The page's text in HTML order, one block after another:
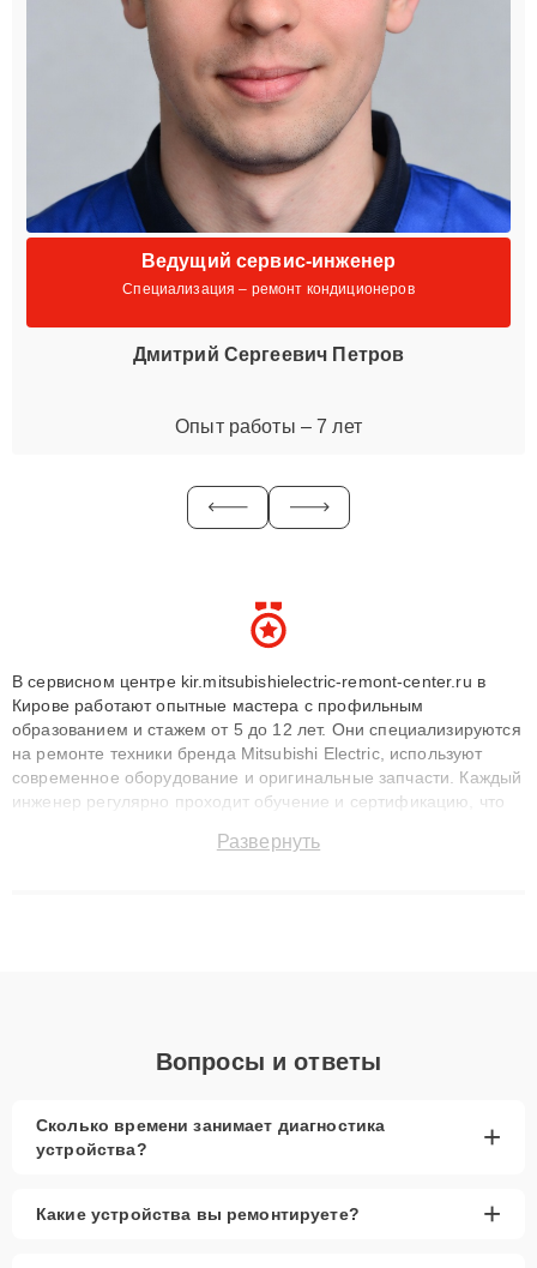
Ведущий сервис-инженер
Специализация – ремонт кондиционеров
Дмитрий Сергеевич Петров
Опыт работы – 7 лет
В сервисном центре kir.mitsubishielectric-remont-center.ru в
Кирове работают опытные мастера с профильным
образованием и стажем от 5 до 12 лет. Они специализируются
на ремонте техники бренда Mitsubishi Electric, используют
современное оборудование и оригинальные запчасти. Каждый
инженер регулярно проходит обучение и сертификацию, что
восстанавливать технику с сохранением гарантии до 3 лет.
Развернуть
Вопросы и ответы
Сколько времени занимает диагностика
устройства?
+
Какие устройства вы ремонтируете? +